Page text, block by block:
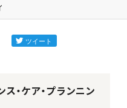
・ケア・プランニン